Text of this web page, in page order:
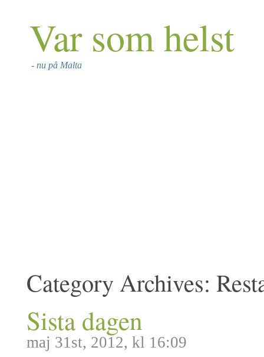
Var som helst
- nu på Malta
Category Archives:
Sista dagen
maj 31st, 2012, kl 16:09